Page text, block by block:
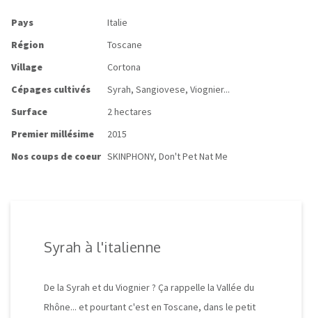
Pays
Italie
Région
Toscane
Village
Cortona
Cépages cultivés
Syrah, Sangiovese, Viognier...
Surface
2 hectares
Premier millésime
2015
Nos coups de coeur SKINPHONY, Don't Pet Nat Me
Syrah à l'italienne
De la Syrah et du Viognier ? Ça rappelle la Vallée du
Rhône... et pourtant c'est en Toscane, dans le petit